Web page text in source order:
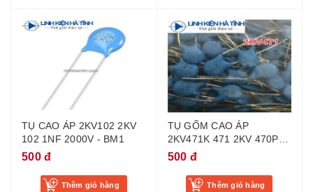
TỤ CAO ÁP 2KV102 2KV
102 1NF 2000V - BM1
500 đ
Thêm giỏ hàng
TỤ GỐM CAO ÁP
2KV471K 471 2KV 470P
2000V - BI1
500 đ
Thêm giỏ hàng